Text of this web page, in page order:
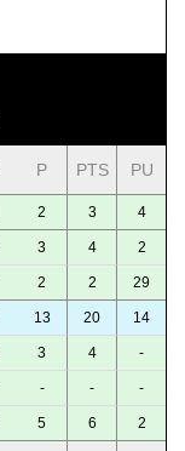
P PTS PU
2 3 4
3 4 2
2 2 29
13 20 14
3 4 -
- - -
5 6 2